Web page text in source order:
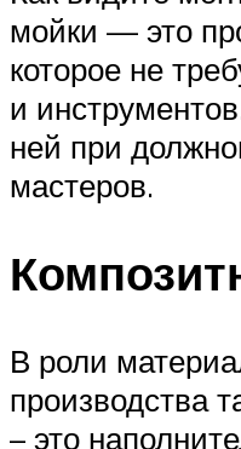
мойки — это
которое не
и
ней при
мастеров.
В роли
производства
– это